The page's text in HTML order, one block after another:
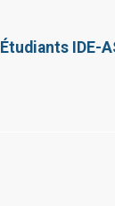
Étudiants IDE-